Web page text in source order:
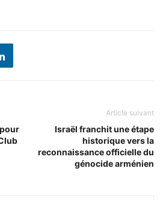
Article suivant
Israël franchit une étape
historique vers la
reconnaissance officielle du
génocide arménien